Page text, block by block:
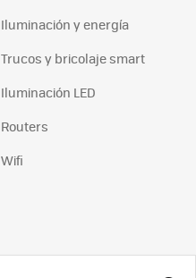
Iluminación y energía
Trucos y bricolaje smart
Iluminación LED
Routers
Wifi